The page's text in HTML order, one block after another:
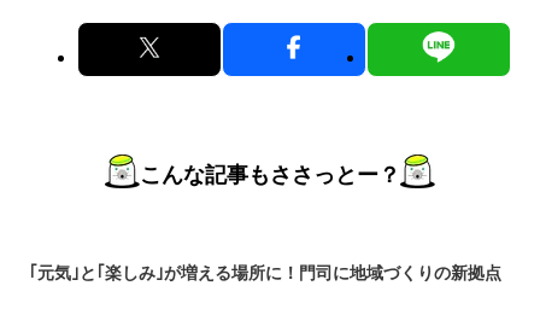
こんな記事もささっとー？
｢元気｣と｢楽しみ｣が増える場所に！門司に地域づくりの新拠点